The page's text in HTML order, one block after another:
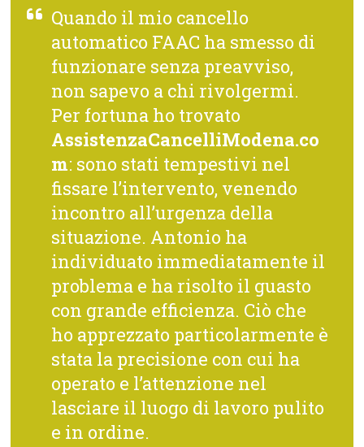
Quando il mio cancello
automatico FAAC ha smesso di
funzionare senza preavviso,
non sapevo a chi rivolgermi.
Per fortuna ho trovato
AssistenzaCancelliModena.co
m: sono stati tempestivi nel
fissare l’intervento, venendo
incontro all’urgenza della
situazione. Antonio ha
individuato immediatamente il
problema e ha risolto il guasto
con grande efficienza. Ciò che
ho apprezzato particolarmente è
stata la precisione con cui ha
operato e l’attenzione nel
lasciare il luogo di lavoro pulito
e in ordine.